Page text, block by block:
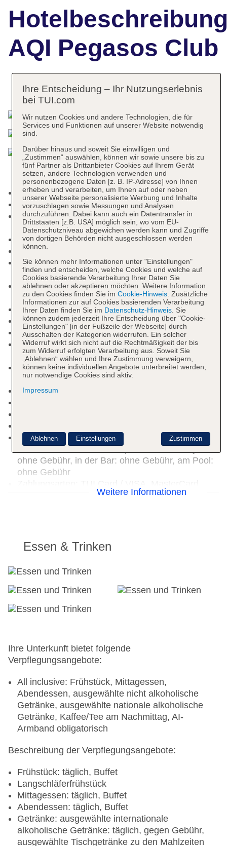
AQI Pegasos Club
Das bietet Ihre Unterkunft
Check-in Zeit ab 14:30 Uhr
Check-out Zeit bis 12:00 Uhr
Early Check-in: täglich, gegen Gebühr, Anfrage &
Reservierung notwendig
Late Check-out: gegen Gebühr
Letzte Komplettrenovierung: 2018
Rezeption: täglich, Sprachen: deutsch, englisch,
russisch, türkisch
Gästebetreuung: Sprachen: deutsch, englisch,
türkisch
Lift
Gartenanlage
Pools: 2
Pool „MAIN POOL“: Outdoor, Liegestühle,
Sonnenschirme
Pool: Outdoor, Liegen: ohne Gebühr, Liegestühle:
ohne Gebühr, Sonnenschirme: ohne Gebühr
Badetücher: ohne Gebühr
Internet: WLAN/WiFi, im öffentlichen Bereich:
ohne Gebühr, an der Rezeption/in der Lobby:
ohne Gebühr, in der Bar: ohne Gebühr, am Pool:
ohne Gebühr
Haustiere nicht erlaubt
Größe des Hotels/Anlage: 31000
Gebäudeanzahl: 3, Etagen: 4, Zimmer: 417
Landeskategorie: 4 Sterne
Weitere Informationen
Essen & Trinken
Ihre Unterkunft bietet folgende
Verpflegungsangebote:
All inclusive: Frühstück, Mittagessen,
Abendessen, ausgewählte nicht alkoholische
Getränke, ausgewählte nationale alkoholische
Getränke, Kaffee/Tee am Nachmittag, AI-
Armband obligatorisch
Beschreibung der Verpflegungsangebote:
Frühstück: täglich, Buffet
Langschläferfrühstück
Mittagessen: täglich, Buffet
Abendessen: täglich, Buffet
Getränke: ausgewählte internationale
alkoholische Getränke: täglich, gegen Gebühr,
ausgewählte Tischgetränke zu den Mahlzeiten
Ihre Entscheidung – Ihr Nutzungserlebnis
bei TUI.com
Wir nutzen Cookies und andere Technologien, die für
Services und Funktionen auf unserer Website notwendig
sind.
Darüber hinaus und soweit Sie einwilligen und
„Zustimmen“ auswählen, können wir sowie unsere bis zu
fünf Partner als Drittanbieter Cookies auf Ihrem Gerät
setzen, andere Technologien verwenden und
personenbezogene Daten [z. B. IP-Adresse] von Ihnen
erheben und verarbeiten, um Ihnen auf oder neben
unserer Webseite personalisierte Werbung und Inhalte
vorzuschlagen sowie Messungen und Analysen
durchzuführen. Dabei kann auch ein Datentransfer in
Drittstaaten [z.B. USA] möglich sein, wo vom EU-
Datenschutzniveau abgewichen werden kann und Zugriffe
von dortigen Behörden nicht ausgeschlossen werden
können.
Sie können mehr Informationen unter "Einstellungen"
finden und entscheiden, welche Cookies und welche auf
Cookies basierende Verarbeitung Ihrer Daten Sie
ablehnen oder akzeptieren möchten. Weitere Information
zu den Cookies finden Sie im Cookie-Hinweis. Zusätzliche
Informationen zur auf Cookies basierenden Verarbeitung
Ihrer Daten finden Sie im Datenschutz-Hinweis. Sie
können zudem jederzeit Ihre Entscheidung über "Cookie-
Einstellungen" [in der Fußzeile der Webseite] durch
Ausschalten der Kategorien widerrufen. Ein solcher
Widerruf wirkt sich nicht auf die Rechtmäßigkeit der bis
zum Widerruf erfolgten Verarbeitung aus. Soweit Sie
„Ablehnen“ wählen und Ihre Zustimmung verweigern,
können keine individuellen Angebote unterbreitet werden,
nur notwendige Cookies sind aktiv.
Impressum
Zustimmen
Ablehnen Einstellungen